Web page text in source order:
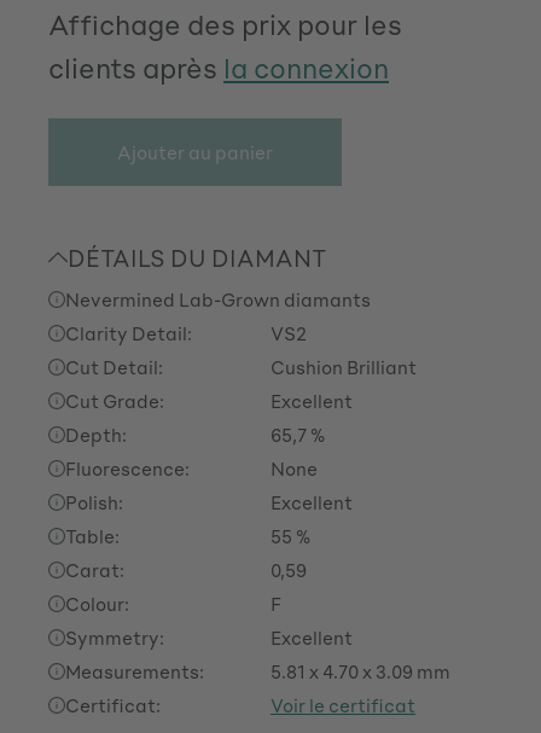
Affichage des prix pour les
clients après la connexion
Ajouter au panier
DÉTAILS DU DIAMANT
Nevermined Lab-Grown diamants
Clarity Detail:
VS2
Cut Detail:
Cushion Brilliant
Cut Grade:
Excellent
Depth:
65,7 %
Fluorescence:
None
Polish:
Excellent
Table:
55 %
Carat:
0,59
Colour:
F
Symmetry:
Excellent
Measurements:
5.81 x 4.70 x 3.09 mm
Certificat:
Voir le certificat